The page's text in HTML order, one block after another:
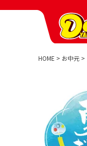
HOME お中元